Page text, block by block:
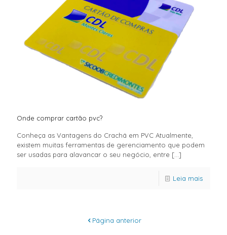
Onde comprar cartão pvc?
Conheça as Vantagens do Crachá em PVC Atualmente,
existem muitas ferramentas de gerenciamento que podem
ser usadas para alavancar o seu negócio, entre […]
Leia mais
Página anterior